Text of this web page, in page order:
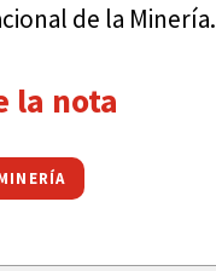
de la Minería.
la nota